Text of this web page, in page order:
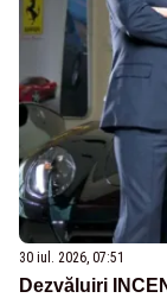
30 iul. 2026, 07:51
Dezvăluiri